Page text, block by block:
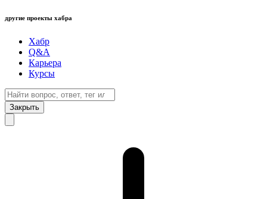
другие проекты хабра
Хабр
Q&A
Карьера
Курсы
Закрыть